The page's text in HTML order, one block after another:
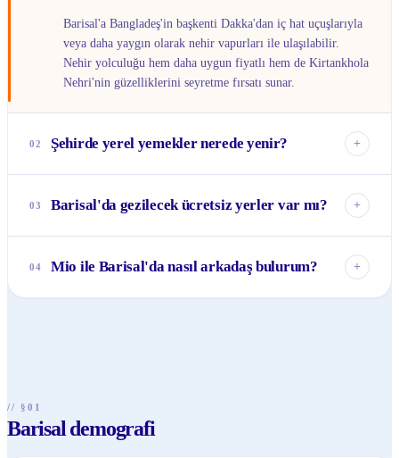
Barisal'a Bangladeş'in başkenti Dakka'dan iç hat uçuşlarıyla
veya daha yaygın olarak nehir vapurları ile ulaşılabilir.
Nehir yolculuğu hem daha uygun fiyatlı hem de Kirtankhola
Nehri'nin güzelliklerini seyretme fırsatı sunar.
02 Şehirde yerel yemekler nerede yenir? +
restoran ve yemek standı bulabilirsiniz. Özellikle taze nehir
03 Barisal'da gezilecek ücretsiz yerler var mı? +
Kirtankhola Nehri kıyısında yürüyüş yapabilir, Oxford
04 Mio ile Barisal'da nasıl arkadaş bulurum? +
// §01
Barisal demografi